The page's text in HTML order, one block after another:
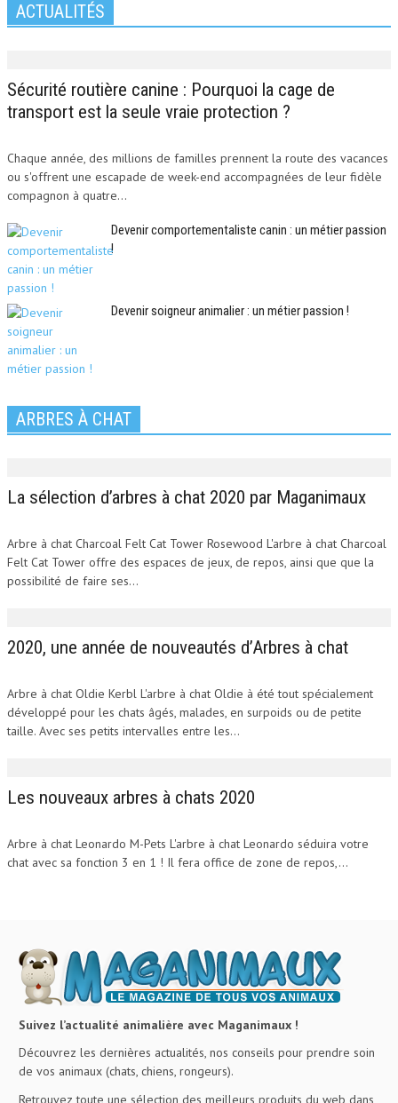
ACTUALITÉS
Sécurité routière canine : Pourquoi la cage de
transport est la seule vraie protection ?
Chaque année, des millions de familles prennent la route des vacances
ou s'offrent une escapade de week-end accompagnées de leur fidèle
compagnon à quatre...
Devenir comportementaliste canin : un métier passion
!
Devenir soigneur animalier : un métier passion !
ARBRES À CHAT
La sélection d’arbres à chat 2020 par Maganimaux
Arbre à chat Charcoal Felt Cat Tower Rosewood L'arbre à chat Charcoal
Felt Cat Tower offre des espaces de jeux, de repos, ainsi que que la
possibilité de faire ses...
2020, une année de nouveautés d’Arbres à chat
Arbre à chat Oldie Kerbl L'arbre à chat Oldie à été tout spécialement
développé pour les chats âgés, malades, en surpoids ou de petite
taille. Avec ses petits intervalles entre les...
Les nouveaux arbres à chats 2020
Arbre à chat Leonardo M-Pets L'arbre à chat Leonardo séduira votre
chat avec sa fonction 3 en 1 ! Il fera office de zone de repos,...
Suivez l’actualité animalière avec Maganimaux !
Découvrez les dernières actualités, nos conseils pour prendre soin
de vos animaux (chats, chiens, rongeurs).
Retrouvez toute une sélection des meilleurs produits du web dans